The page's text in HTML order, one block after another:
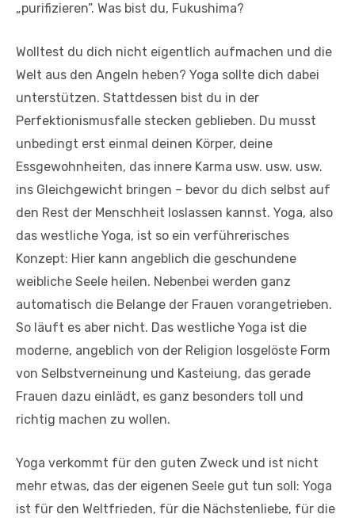
„purifizieren”. Was bist du, Fukushima?
Wolltest du dich nicht eigentlich aufmachen und die
Welt aus den Angeln heben? Yoga sollte dich dabei
unterstützen. Stattdessen bist du in der
Perfektionismusfalle stecken geblieben. Du musst
unbedingt erst einmal deinen Körper, deine
Essgewohnheiten, das innere Karma usw. usw. usw.
ins Gleichgewicht bringen – bevor du dich selbst auf
den Rest der Menschheit loslassen kannst. Yoga, also
das westliche Yoga, ist so ein verführerisches
Konzept: Hier kann angeblich die geschundene
weibliche Seele heilen. Nebenbei werden ganz
automatisch die Belange der Frauen vorangetrieben.
So läuft es aber nicht. Das westliche Yoga ist die
moderne, angeblich von der Religion losgelöste Form
von Selbstverneinung und Kasteiung, das gerade
Frauen dazu einlädt, es ganz besonders toll und
richtig machen zu wollen.
Yoga verkommt für den guten Zweck und ist nicht
mehr etwas, das der eigenen Seele gut tun soll: Yoga
ist für den Weltfrieden, für die Nächstenliebe, für die